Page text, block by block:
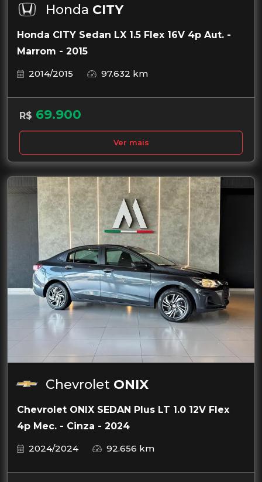
Honda CITY
Honda CITY Sedan LX 1.5 Flex 16V 4p Aut. -
Marrom - 2015
2014/2015
97.632 km
R$ 69.900
Ver mais
Chevrolet ONIX
Chevrolet ONIX SEDAN Plus LT 1.0 12V Flex
4p Mec. - Cinza - 2024
2024/2024
92.656 km